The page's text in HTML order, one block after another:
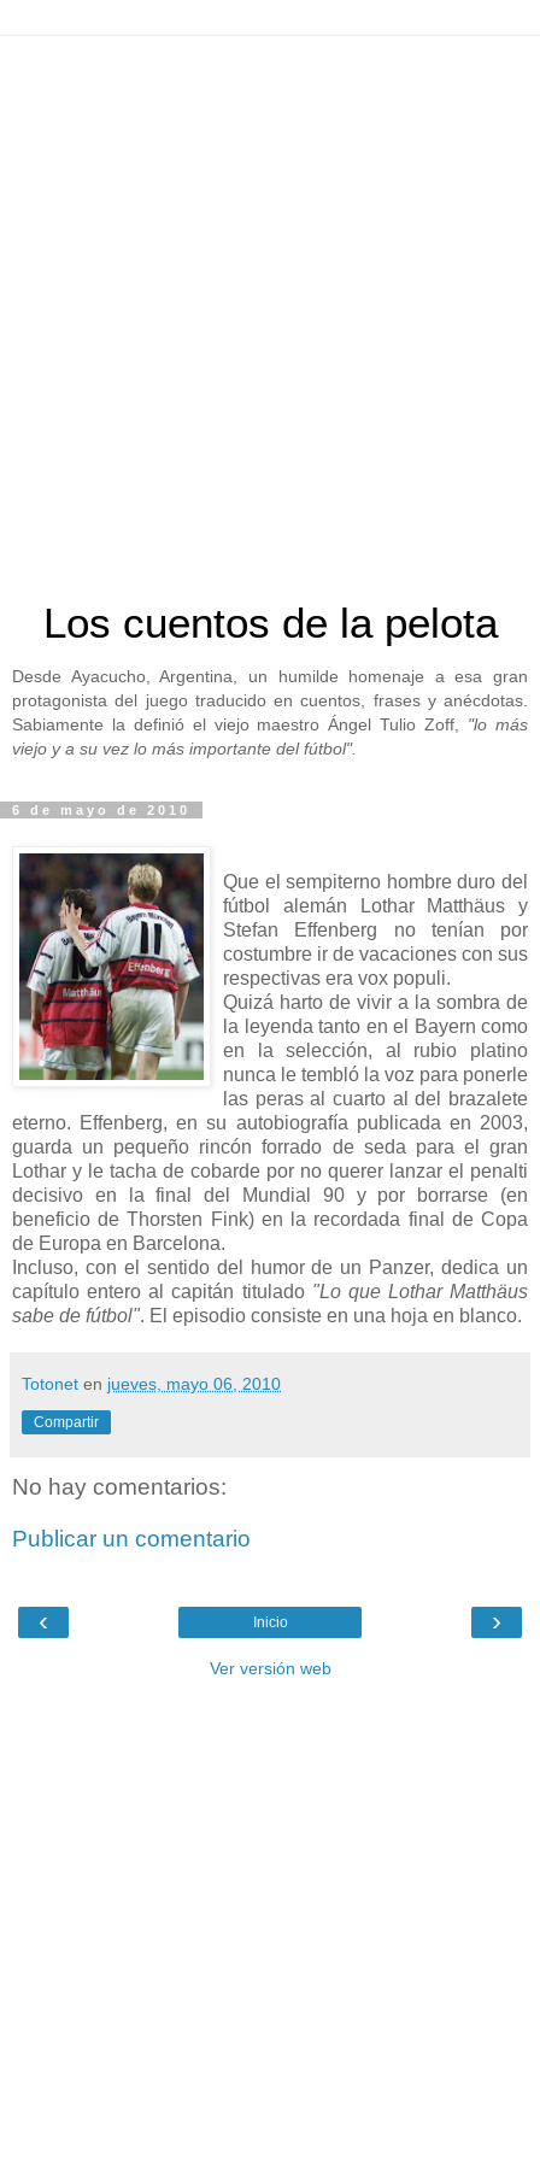
Los cuentos de la pelota
Desde Ayacucho, Argentina, un humilde homenaje a esa gran
protagonista del juego traducido en cuentos, frases y anécdotas.
Sabiamente la definió el viejo maestro Ángel Tulio Zoff, "lo más
viejo y a su vez lo más importante del fútbol".
6 de mayo de 2010
Que el sempiterno hombre duro del
fútbol alemán Lothar Matthäus y
Stefan Effenberg no tenían por
costumbre ir de vacaciones con sus
respectivas era vox populi.
Quizá harto de vivir a la sombra de
la leyenda tanto en el Bayern como
en la selección, al rubio platino
nunca le tembló la voz para ponerle
las peras al cuarto al del brazalete
eterno. Effenberg, en su autobiografía publicada en 2003,
guarda un pequeño rincón forrado de seda para el gran
Lothar y le tacha de cobarde por no querer lanzar el penalti
decisivo en la final del Mundial 90 y por borrarse (en
beneficio de Thorsten Fink) en la recordada final de Copa
de Europa en Barcelona.
Incluso, con el sentido del humor de un Panzer, dedica un
capítulo entero al capitán titulado "Lo que Lothar Matthäus
sabe de fútbol". El episodio consiste en una hoja en blanco.
Totonet en jueves, mayo 06, 2010
Compartir
No hay comentarios:
Publicar un comentario
‹ ›
Inicio
Ver versión web